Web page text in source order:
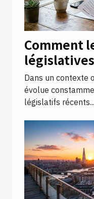
Comment
les droits
Dans un contexte
évolue
législatifs récents...